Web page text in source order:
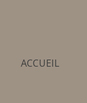
ACCUEIL